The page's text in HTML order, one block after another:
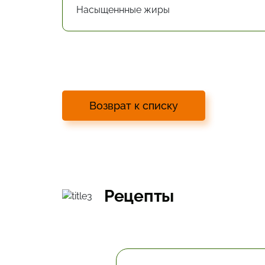
Насыщеннные жиры
Возврат к списку
Рецепты